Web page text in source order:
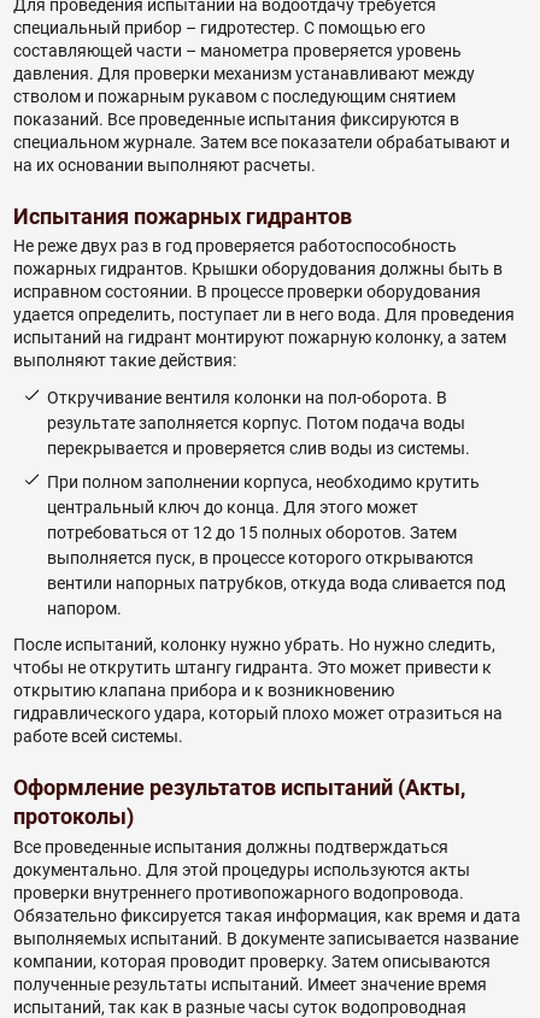
Для проведения испытаний на водоотдачу требуется
специальный прибор – гидротестер. С помощью его
составляющей части – манометра проверяется уровень
давления. Для проверки механизм устанавливают между
стволом и пожарным рукавом с последующим снятием
показаний. Все проведенные испытания фиксируются в
специальном журнале. Затем все показатели обрабатывают и
на их основании выполняют расчеты.
Испытания пожарных гидрантов
Не реже двух раз в год проверяется работоспособность
пожарных гидрантов. Крышки оборудования должны быть в
исправном состоянии. В процессе проверки оборудования
удается определить, поступает ли в него вода. Для проведения
испытаний на гидрант монтируют пожарную колонку, а затем
выполняют такие действия:
Откручивание вентиля колонки на пол-оборота. В
результате заполняется корпус. Потом подача воды
перекрывается и проверяется слив воды из системы.
При полном заполнении корпуса, необходимо крутить
центральный ключ до конца. Для этого может
потребоваться от 12 до 15 полных оборотов. Затем
выполняется пуск, в процессе которого открываются
вентили напорных патрубков, откуда вода сливается под
напором.
После испытаний, колонку нужно убрать. Но нужно следить,
чтобы не открутить штангу гидранта. Это может привести к
открытию клапана прибора и к возникновению
гидравлического удара, который плохо может отразиться на
работе всей системы.
Оформление результатов испытаний (Акты,
протоколы)
Все проведенные испытания должны подтверждаться
документально. Для этой процедуры используются акты
проверки внутреннего противопожарного водопровода.
Обязательно фиксируется такая информация, как время и дата
выполняемых испытаний. В документе записывается название
компании, которая проводит проверку. Затем описываются
полученные результаты испытаний. Имеет значение время
испытаний, так как в разные часы суток водопроводная